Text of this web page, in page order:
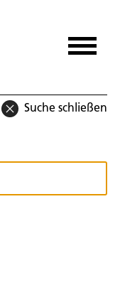
Suche schließen